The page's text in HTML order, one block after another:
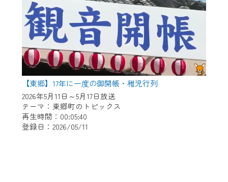
【東郷】17年に一度の御開帳・稚児行列
2026年5月11日～5月17日放送
テーマ：東郷町のトピックス
再生時間：00:05:40
登録日：2026/05/11